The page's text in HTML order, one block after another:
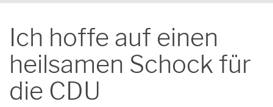
Ich hoffe auf einen
heilsamen Schock für
die CDU